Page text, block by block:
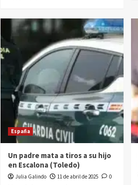
España
Un padre mata a tiros a su hijo
en Escalona (Toledo)
Julia Galindo 11 de abril de 2025 0